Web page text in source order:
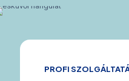
PROFI